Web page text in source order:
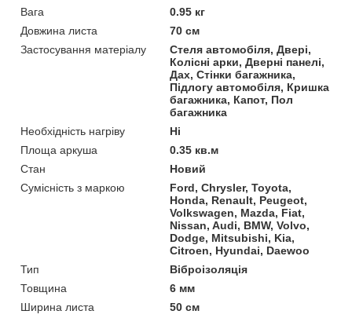
Вага
0.95 кг
Довжина листа
70 см
Застосування матеріалу
Стеля автомобіля, Двері,
Колісні арки, Дверні панелі,
Дах, Стінки багажника,
Підлогу автомобіля, Кришка
багажника, Капот, Пол
багажника
Необхідність нагріву
Ні
Площа аркуша
0.35 кв.м
Стан
Новий
Сумісність з маркою
Ford, Chrysler, Toyota,
Honda, Renault, Peugeot,
Volkswagen, Mazda, Fiat,
Nissan, Audi, BMW, Volvo,
Dodge, Mitsubishi, Kia,
Citroen, Hyundai, Daewoo
Тип
Віброізоляція
Товщина
6 мм
Ширина листа
50 см